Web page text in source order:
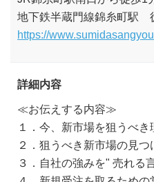
地下鉄半蔵門線錦糸町駅
https://
詳細内容
≪お伝えする内容≫
１．今、新市場を狙うべき
２．狙うべき新市場の見つ
３．自社の強みを" 売れる